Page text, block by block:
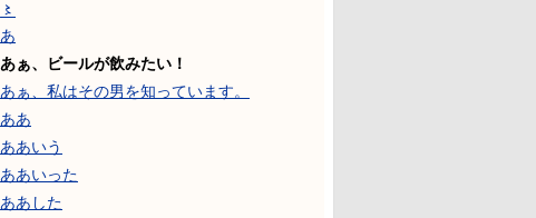
〻
あ
あぁ、ビールが飲みたい！
あぁ、私はその男を知っています。
ああ
ああいう
ああいった
ああした